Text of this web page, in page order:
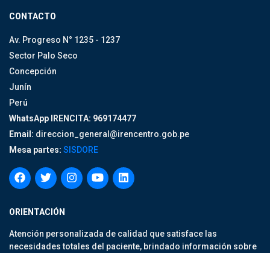
CONTACTO
Av. Progreso N° 1235 - 1237
Sector Palo Seco
Concepción
Junín
Perú
WhatsApp IRENCITA: 969174477
Email: direccion_general@irencentro.gob.pe
Mesa partes: SISDORE
ORIENTACIÓN
Atención personalizada de calidad que satisface las
necesidades totales del paciente, brindado información sobre